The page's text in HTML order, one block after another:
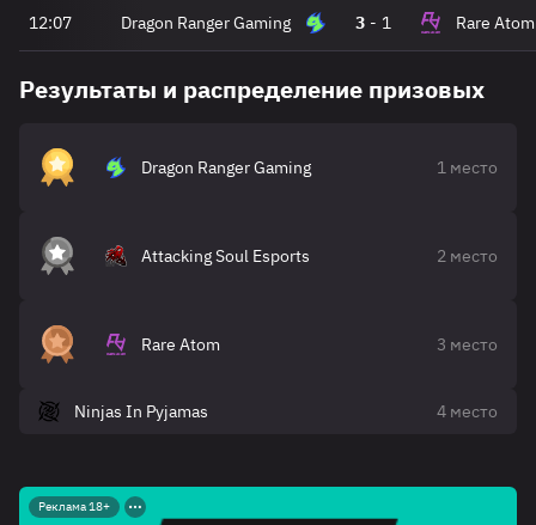
12:07 Dragon Ranger Gaming 3 - 1 Rare Atom
Результаты и распределение призовых
Dragon Ranger Gaming 1 место
Attacking Soul Esports 2 место
Rare Atom 3 место
Ninjas In Pyjamas 4 место
Реклама 18+